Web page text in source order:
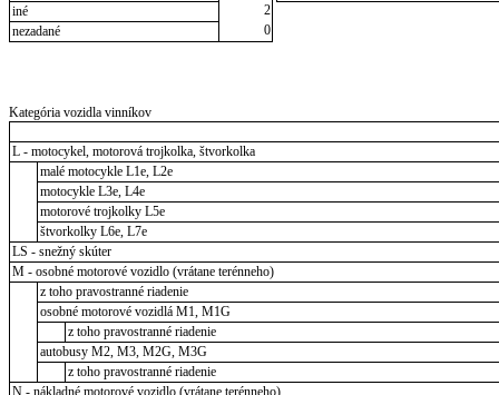
iné
2
nezadané
0
Kategória vozidla vinníkov
L - motocykel, motorová trojkolka, štvorkolka
malé motocykle L1e, L2e
motocykle L3e, L4e
motorové trojkolky L5e
štvorkolky L6e, L7e
LS - snežný skúter
M - osobné motorové vozidlo (vrátane terénneho)
z toho pravostranné riadenie
osobné motorové vozidlá M1, M1G
z toho pravostranné riadenie
autobusy M2, M3, M2G, M3G
z toho pravostranné riadenie
N - nákladné motorové vozidlo (vrátane terénneho)